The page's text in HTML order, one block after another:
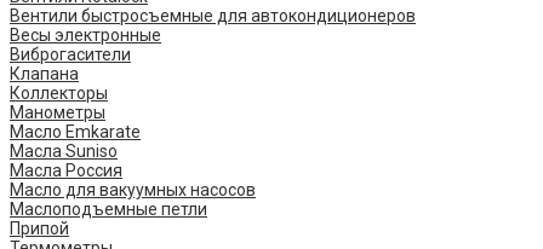
Вентили быстросъемные для автокондиционеров
Весы электронные
Виброгасители
Клапана
Коллекторы
Манометры
Масло Emkarate
Масла Suniso
Масла Россия
Масло для вакуумных насосов
Маслоподъемные петли
Припой